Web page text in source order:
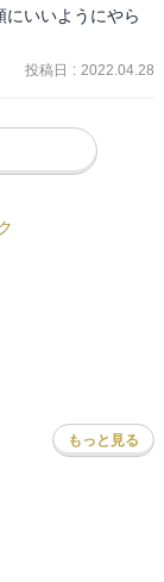
いいようにやら
投稿日 : 2022.04.28
もっと見る